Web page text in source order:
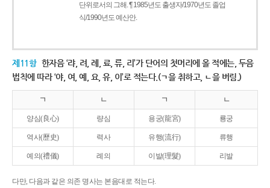
단위로서의 그해. ¶ 1985년도 출생자/1970년도 졸업
식/1990년도 예산안.
제11항 한자음 ‘랴, 려, 례, 료, 류, 리’가 단어의 첫머리에 올 적에는, 두음
법칙에 따라 ‘야, 여, 예, 요, 유, 이’로 적는다.(ㄱ을 취하고, ㄴ을 버림.)
ㄱ ㄴ ㄱ ㄴ
양심(良心) 량심 용궁(龍宮) 룡궁
역사(歷史) 력사 유행(流行) 류행
예의(禮儀) 례의 이발(理髮) 리발
다만, 다음과 같은 의존 명사는 본음대로 적는다.